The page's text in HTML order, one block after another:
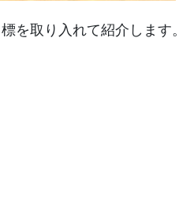
を取り入れて紹介します。